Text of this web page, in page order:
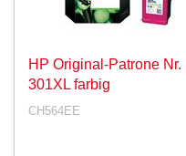
HP Original-Patrone Nr.
301XL farbig
CH564EE